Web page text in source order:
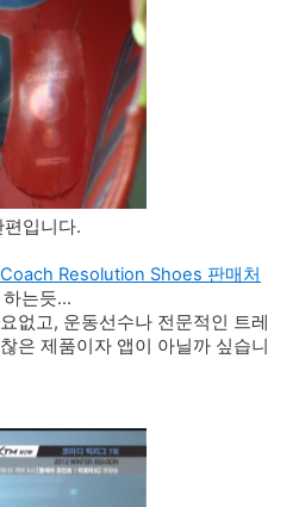
입니다.
Resolution Shoes 판매처
는듯...
없고, 운동선수나 전문적인 트레
은 제품이자 앱이 아닐까 싶습니